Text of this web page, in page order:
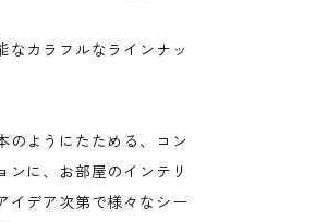
なカラフルなラインナッ
のようにたためる、コン
に、お部屋のインテリ
イデア次第で様々なシー